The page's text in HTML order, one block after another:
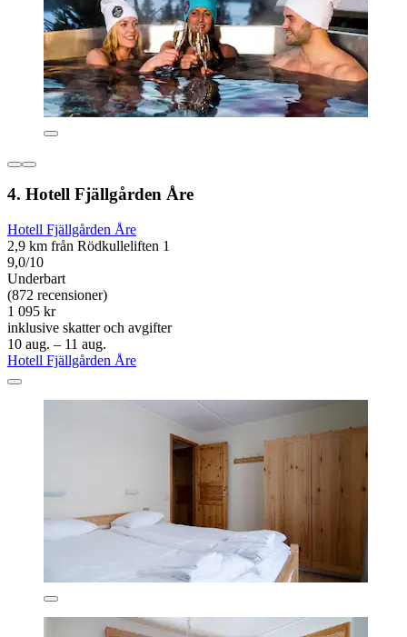
4. Hotell Fjällgården Åre
Hotell Fjällgården Åre
2,9 km från Rödkulleliften 1
9,0/10
Underbart
(872 recensioner)
1 095 kr
inklusive skatter och avgifter
10 aug. – 11 aug.
Hotell Fjällgården Åre